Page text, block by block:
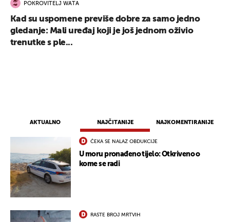
AKTUALNO NAJČITANIJE NAJKOMENTIRANIJE
ČEKA SE NALAZ OBDUKCIJE
U moru pronađeno tijelo: Otkriveno o
kome se radi
RASTE BROJ MRTVIH
POKROVITELJ WATA
Kad su uspomene previše dobre za samo jedno
gledanje: Mali uređaj koji je još jednom oživio
trenutke s ple...